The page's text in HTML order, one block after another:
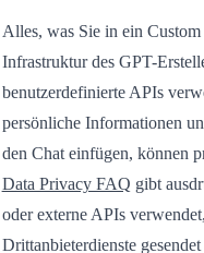
Alles, was Sie in ein
Infrastruktur des GPT-
benutzerdefinierte APIs
persönliche Informationen
den Chat einfügen, können
Data Privacy FAQ gibt
oder externe APIs
Drittanbieterdienste